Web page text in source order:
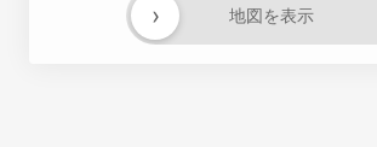
地図を表示
›